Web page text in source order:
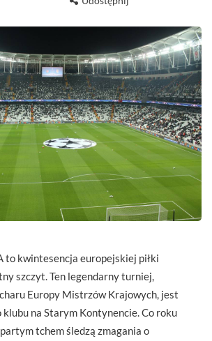
to kwintesencja europejskiej piłki
szczyt. Ten legendarny turniej,
Europy Mistrzów Krajowych, jest
klubu na Starym Kontynencie. Co roku
tchem śledzą zmagania o